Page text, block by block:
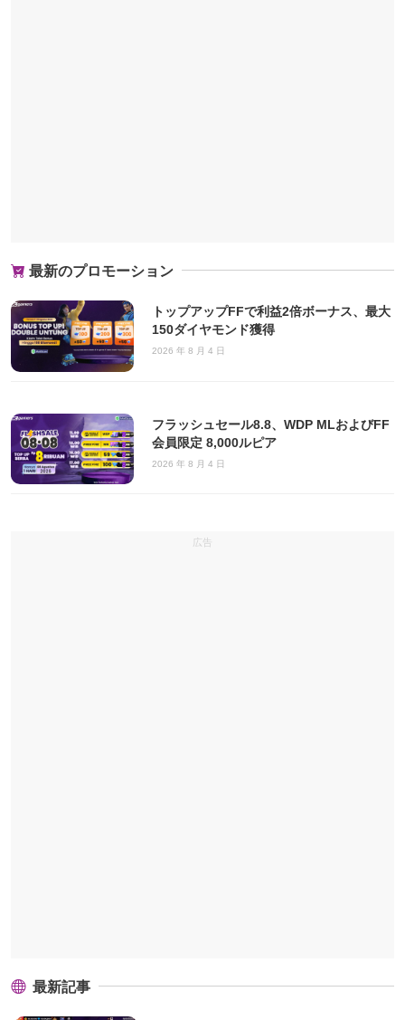
最新のプロモーション
トップアップFFで利益2倍ボーナス、最大
150ダイヤモンド獲得
2026 年 8 月 4 日
フラッシュセール8.8、WDP MLおよびFF
会員限定 8,000ルピア
2026 年 8 月 4 日
広告
最新記事